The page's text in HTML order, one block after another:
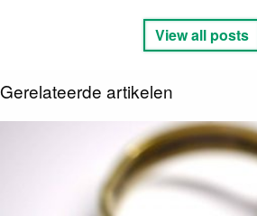
View all posts
Gerelateerde artikelen